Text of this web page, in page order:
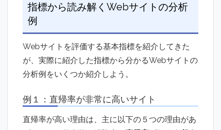
指標から読み解くWebサイトの分析
例
Webサイトを評価する基本指標を紹介してきた
が、実際に紹介した指標から分かるWebサイトの
分析例をいくつか紹介しよう。
例１：直帰率が非常に高いサイト
直帰率が高い理由は、主に以下の５つの理由があ